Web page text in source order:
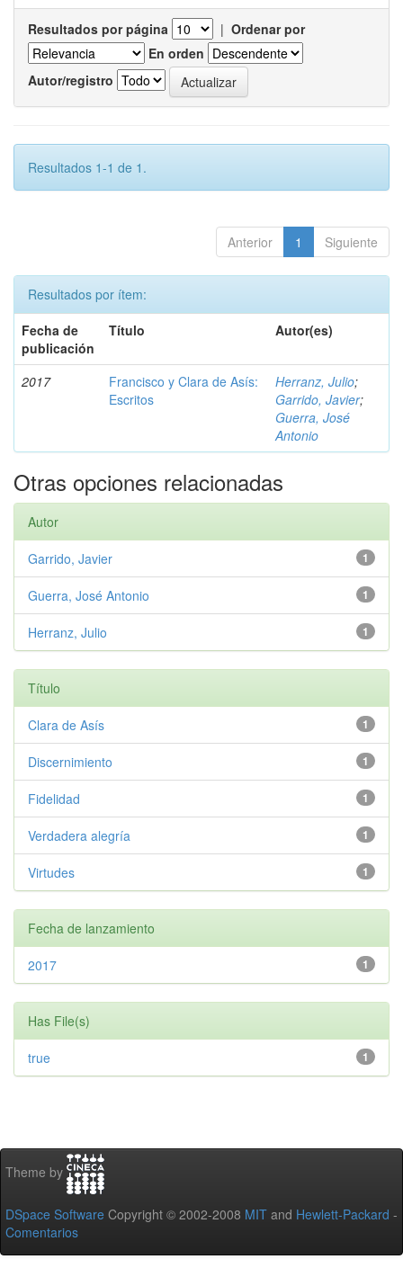
Resultados por página | Ordenar por
En orden
Autor/registro
Resultados 1-1 de 1.
Anterior 1 Siguiente
Resultados por ítem:
Fecha de
publicación
Título Autor(es)
2017
Francisco y Clara de Asís:
Escritos
Herranz, Julio;
Garrido, Javier;
Guerra, José
Antonio
Otras opciones relacionadas
Autor
1
Garrido, Javier
1
Guerra, José Antonio
1
Herranz, Julio
Título
1
Clara de Asís
1
Discernimiento
1
Fidelidad
1
Verdadera alegría
1
Virtudes
Fecha de lanzamiento
1
2017
Has File(s)
1
true
Theme by
DSpace Software Copyright © 2002-2008 MIT and Hewlett-Packard -
Comentarios